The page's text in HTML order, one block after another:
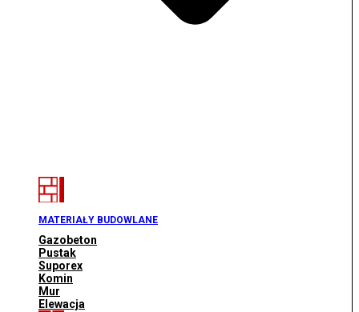
MATERIAŁY BUDOWLANE
Gazobeton
Pustak
Suporex
Komin
Mur
Elewacja